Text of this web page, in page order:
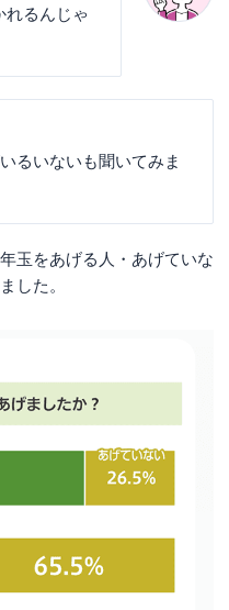
れるんじゃ
るいないも聞いてみま
玉をあげる人・あげていな
した。